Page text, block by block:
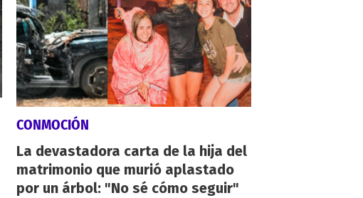
CONMOCIÓN
La devastadora carta de la hija del
matrimonio que murió aplastado
por un árbol: "No sé cómo seguir"